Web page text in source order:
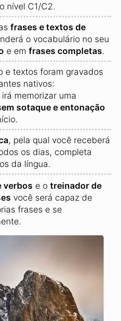
nível C1/C2.
frases e textos de
o vocabulário no seu
e em frases completas.
e textos foram gravados
nativos:
memorizar uma
sotaque e entonação
, pela qual você receberá
os dias, completa
da língua.
verbos e o treinador de
você será capaz de
frases e se